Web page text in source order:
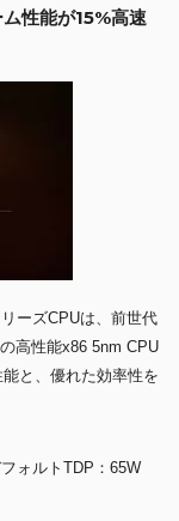
性能が15%高速
ーズCPUは、前世代
高性能x86 5nm CPU
と、優れた効率性を
ォルトTDP：65W